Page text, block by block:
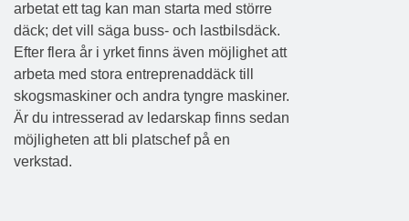
arbetat ett tag kan man starta med större
däck; det vill säga buss- och lastbilsdäck.
Efter flera år i yrket finns även möjlighet att
arbeta med stora entreprenaddäck till
skogsmaskiner och andra tyngre maskiner.
Är du intresserad av ledarskap finns sedan
möjligheten att bli platschef på en
verkstad.